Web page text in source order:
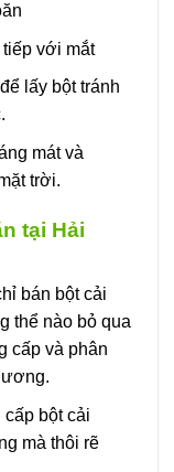
với mắt
lấy bột tránh
mát và
trời.
tại Hải
bán bột cải
thể nào bỏ qua
cấp và phân
cấp bột cải
mà thôi rẽ